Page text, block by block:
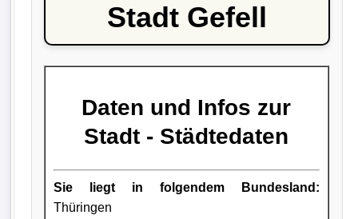
Stadt Gefell
Daten und Infos zur
Stadt - Städtedaten
Sie liegt in folgendem Bundesland:
Thüringen